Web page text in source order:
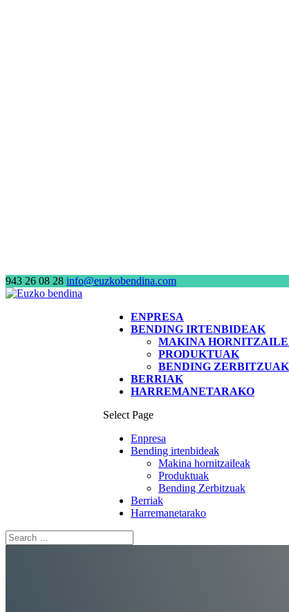
943 26 08 28 info@euzkobendina.com
ENPRESA
BENDING IRTENBIDEAK
MAKINA
PRODUKTUAK
BENDING ZERBITZUAK
BERRIAK
HARREMANETARAKO
Select Page
Enpresa
Bending irtenbideak
Makina hornitzaileak
Produktuak
Bending Zerbitzuak
Berriak
Harremanetarako